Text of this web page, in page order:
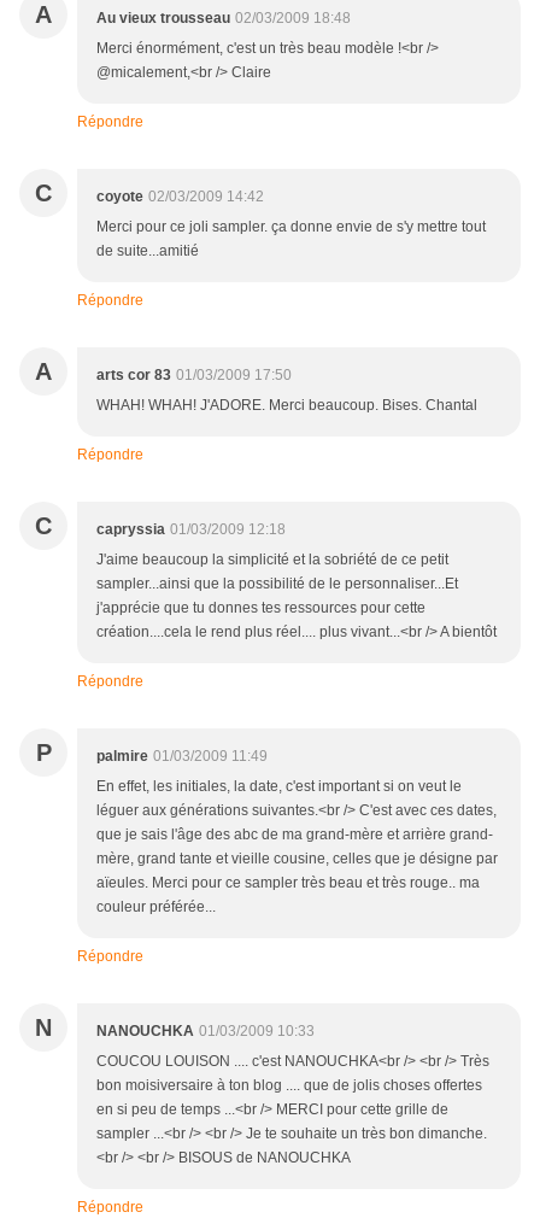
A Au vieux trousseau 02/03/2009 18:48
Merci énormément, c'est un très beau modèle !<br />
@micalement,<br /> Claire
Répondre
C coyote 02/03/2009 14:42
Merci pour ce joli sampler. ça donne envie de s'y mettre tout
de suite...amitié
Répondre
A arts cor 83 01/03/2009 17:50
WHAH! WHAH! J'ADORE. Merci beaucoup. Bises. Chantal
Répondre
C capryssia 01/03/2009 12:18
J'aime beaucoup la simplicité et la sobriété de ce petit
sampler...ainsi que la possibilité de le personnaliser...Et
j'apprécie que tu donnes tes ressources pour cette
création....cela le rend plus réel.... plus vivant...<br /> A bientôt
Répondre
P palmire 01/03/2009 11:49
En effet, les initiales, la date, c'est important si on veut le
léguer aux générations suivantes.<br /> C'est avec ces dates,
que je sais l'âge des abc de ma grand-mère et arrière grand-
mère, grand tante et vieille cousine, celles que je désigne par
aïeules. Merci pour ce sampler très beau et très rouge.. ma
couleur préférée...
Répondre
N NANOUCHKA 01/03/2009 10:33
COUCOU LOUISON .... c'est NANOUCHKA<br /> <br /> Très
bon moisiversaire à ton blog .... que de jolis choses offertes
en si peu de temps ...<br /> MERCI pour cette grille de
sampler ...<br /> <br /> Je te souhaite un très bon dimanche.
<br /> <br /> BISOUS de NANOUCHKA
Répondre